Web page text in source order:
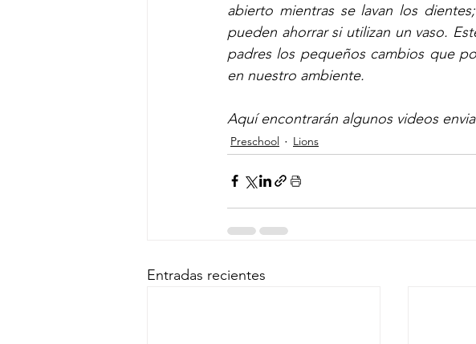
abierto mientras se lavan los
pueden ahorrar si utilizan un vaso.
padres los pequeños cambios que
en nuestro ambiente.
Aquí encontrarán algunos videos
Preschool Lions
Entradas recientes